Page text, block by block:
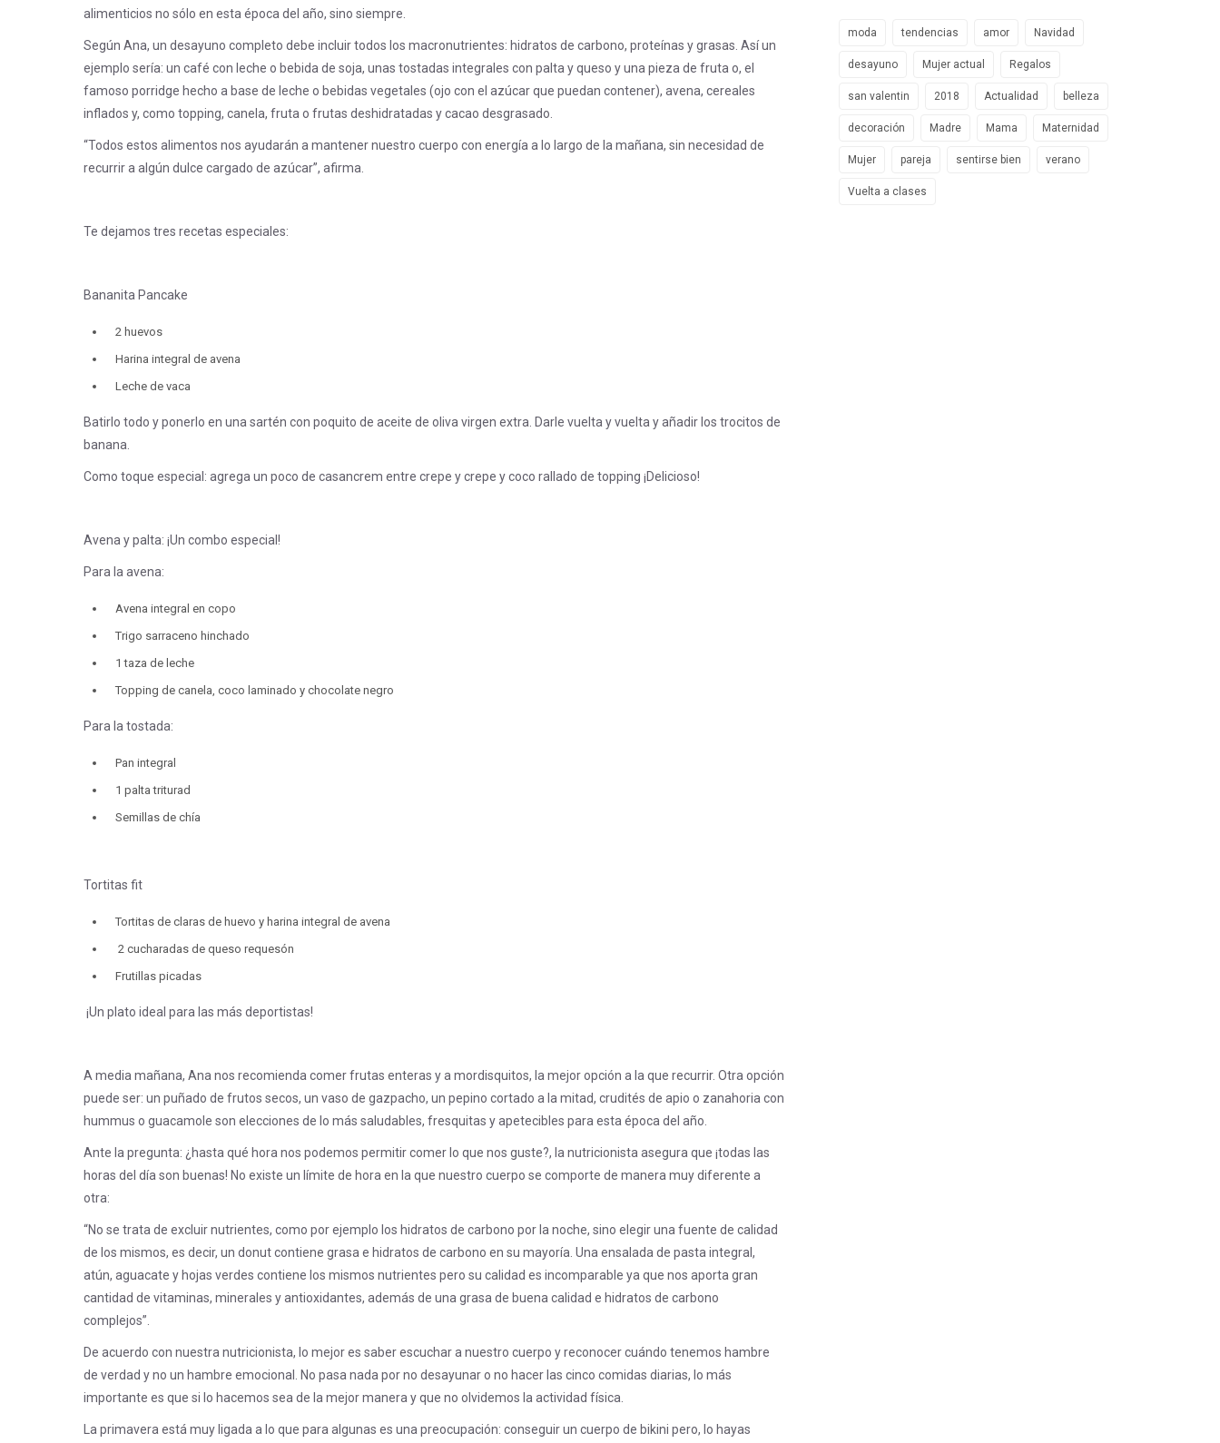
alimenticios no sólo en esta época del año, sino siempre.
Según Ana, un desayuno completo debe incluir todos los macronutrientes: hidratos de carbono, proteínas y grasas. Así un
ejemplo sería: un café con leche o bebida de soja, unas tostadas integrales con palta y queso y una pieza de fruta o, el
famoso porridge hecho a base de leche o bebidas vegetales (ojo con el azúcar que puedan contener), avena, cereales
inflados y, como topping, canela, fruta o frutas deshidratadas y cacao desgrasado.
“Todos estos alimentos nos ayudarán a mantener nuestro cuerpo con energía a lo largo de la mañana, sin necesidad de
recurrir a algún dulce cargado de azúcar”, afirma.
Te dejamos tres recetas especiales:
Bananita Pancake
2 huevos
Harina integral de avena
Leche de vaca
Batirlo todo y ponerlo en una sartén con poquito de aceite de oliva virgen extra. Darle vuelta y vuelta y añadir los trocitos de
banana.
Como toque especial: agrega un poco de casancrem entre crepe y crepe y coco rallado de topping ¡Delicioso!
Avena y palta: ¡Un combo especial!
Para la avena:
Avena integral en copo
Trigo sarraceno hinchado
1 taza de leche
Topping de canela, coco laminado y chocolate negro
Para la tostada:
Pan integral
1 palta triturad
Semillas de chía
Tortitas fit
Tortitas de claras de huevo y harina integral de avena
2 cucharadas de queso requesón
Frutillas picadas
¡Un plato ideal para las más deportistas!
A media mañana, Ana nos recomienda comer frutas enteras y a mordisquitos, la mejor opción a la que recurrir. Otra opción
puede ser: un puñado de frutos secos, un vaso de gazpacho, un pepino cortado a la mitad, crudités de apio o zanahoria con
hummus o guacamole son elecciones de lo más saludables, fresquitas y apetecibles para esta época del año.
Ante la pregunta: ¿hasta qué hora nos podemos permitir comer lo que nos guste?, la nutricionista asegura que ¡todas las
horas del día son buenas! No existe un límite de hora en la que nuestro cuerpo se comporte de manera muy diferente a
otra:
“No se trata de excluir nutrientes, como por ejemplo los hidratos de carbono por la noche, sino elegir una fuente de calidad
de los mismos, es decir, un donut contiene grasa e hidratos de carbono en su mayoría. Una ensalada de pasta integral,
atún, aguacate y hojas verdes contiene los mismos nutrientes pero su calidad es incomparable ya que nos aporta gran
cantidad de vitaminas, minerales y antioxidantes, además de una grasa de buena calidad e hidratos de carbono
complejos”.
De acuerdo con nuestra nutricionista, lo mejor es saber escuchar a nuestro cuerpo y reconocer cuándo tenemos hambre
de verdad y no un hambre emocional. No pasa nada por no desayunar o no hacer las cinco comidas diarias, lo más
importante es que si lo hacemos sea de la mejor manera y que no olvidemos la actividad física.
La primavera está muy ligada a lo que para algunas es una preocupación: conseguir un cuerpo de bikini pero, lo hayas
moda tendencias amor Navidad
desayuno Mujer actual Regalos
san valentin 2018 Actualidad belleza
decoración Madre Mama Maternidad
Mujer pareja sentirse bien verano
Vuelta a clases